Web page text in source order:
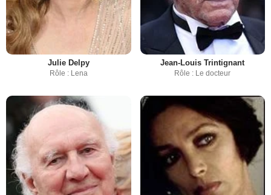
Julie Delpy
Rôle : Lena
Jean-Louis Trintignant
Rôle : Le docteur